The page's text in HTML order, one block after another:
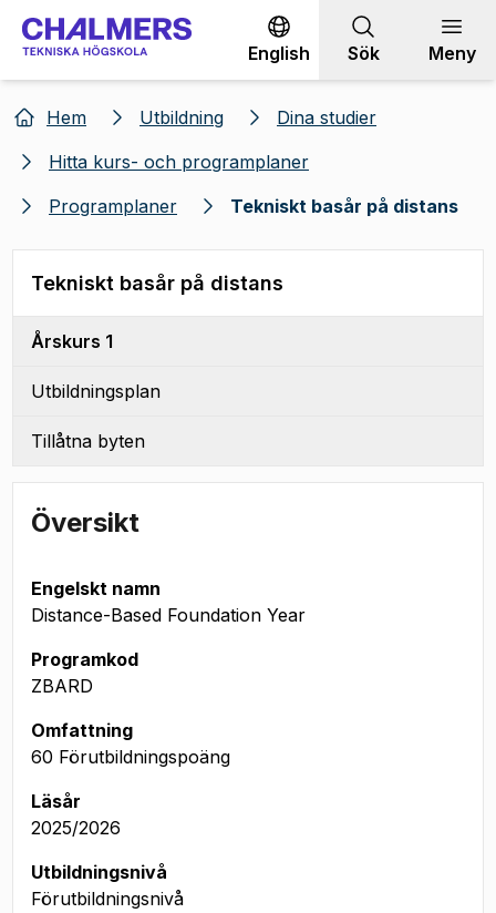
Gå till innehållet
English Sök Meny
Hem Utbildning
Dina studier
Hitta kurs- och programplaner
Programplaner
Tekniskt basår på distans
Tekniskt basår på distans
Årskurs 1
Utbildningsplan
Tillåtna byten
Översikt
Engelskt namn
Distance-Based Foundation Year
Programkod
ZBARD
Omfattning
60 Förutbildningspoäng
Läsår
2025/2026
Utbildningsnivå
Förutbildningsnivå